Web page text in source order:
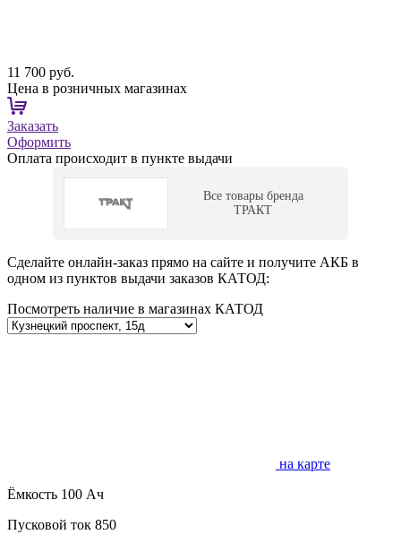
11 700 руб.
Цена в розничных магазинах
Заказать
Оформить
Оплата происходит в пункте выдачи
Все товары бренда
ТРАКТ
Сделайте онлайн-заказ прямо на сайте и получите АКБ в
одном из пунктов выдачи заказов КАТОД:
Посмотреть наличие в магазинах КАТОД
на карте
Ёмкость 100 Ач
Пусковой ток 850